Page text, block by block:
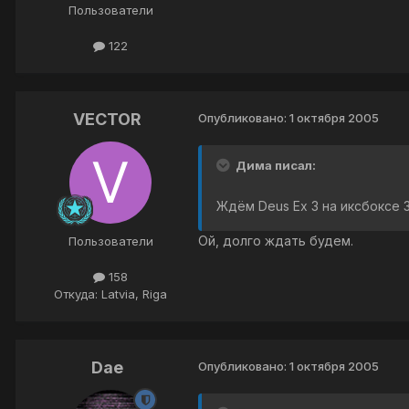
Пользователи
122
VECTOR
Пользователи
158
Откуда: Latvia, Riga
Опубликовано: 1 октября 2005
Дима писал:
Ждём Deus Ex 3 на иксбоксе
Ой, долго ждать будем.
Dae Опубликовано: 1 октября 2005